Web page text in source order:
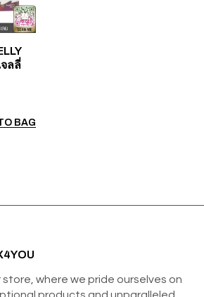
จลลี่
BAG
where we pride ourselves on
products and unparalleled